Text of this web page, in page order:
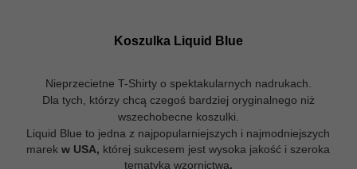
Koszulka Liquid Blue
Nieprzecietne T-Shirty o spektakularnych nadrukach.
Dla tych, którzy chcą czegoś bardziej oryginalnego niż
wszechobecne koszulki.
Liquid Blue to jedna z najpopularniejszych i najmodniejszych
marek w USA, której sukcesem jest wysoka jakość i szeroka
tematyka wzornictwa.